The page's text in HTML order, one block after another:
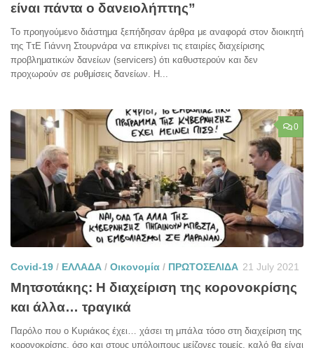
είναι πάντα ο δανειολήπτης”
Το προηγούμενο διάστημα ξεπήδησαν άρθρα με αναφορά στον διοικητή
της ΤτΕ Γιάννη Στουρνάρα να επικρίνει τις εταιρίες διαχείρισης
προβληματικών δανείων (servicers) ότι καθυστερούν και δεν
προχωρούν σε ρυθμίσεις δανείων. Η...
0
Covid-19 / ΕΛΛΑΔΑ / Οικονομία / ΠΡΩΤΟΣΕΛΙΔΑ 21 July 2021
Μητσοτάκης: Η διαχείριση της κορονοκρίσης
και άλλα… τραγικά
Παρόλο που ο Κυριάκος έχει… χάσει τη μπάλα τόσο στη διαχείριση της
κορονοκρίσης, όσο και στους υπόλοιπους μείζονες τομείς, καλό θα είναι